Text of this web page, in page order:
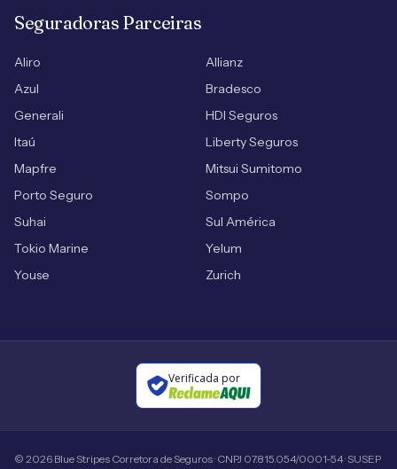
Seguradoras Parceiras
Aliro
Allianz
Azul
Bradesco
Generali
HDI Seguros
Itaú
Liberty Seguros
Mapfre
Mitsui Sumitomo
Porto Seguro
Sompo
Suhai
Sul América
Tokio Marine
Yelum
Youse
Zurich
Verificada por
© 2026 Blue Stripes Corretora de Seguros · CNPJ 07.815.054/0001-54 · SUSEP